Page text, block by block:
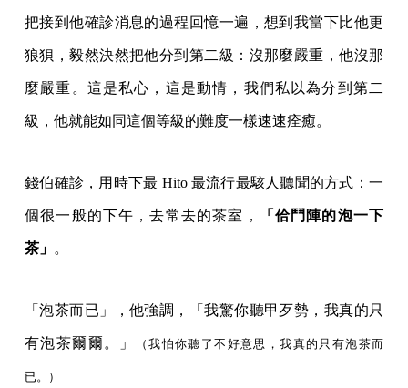
把接到他確診消息的過程回憶一遍，想到我當下比他更
狼狽，毅然決然把他分到第二級：沒那麼嚴重，他沒那
麼嚴重。這是私心，這是動情，我們私以為分到第二
級，他就能如同這個等級的難度一樣速速痊癒。
錢伯確診，用時下最 Hito 最流行最駭人聽聞的方式：一
個很一般的下午，去常去的茶室， 「佮鬥陣的泡一下
茶」 。
「泡茶而已」，他強調，「我驚你聽甲歹勢，我真的只
有泡茶爾爾。」 （我怕你聽了不好意思，我真的只有泡茶而
已。）